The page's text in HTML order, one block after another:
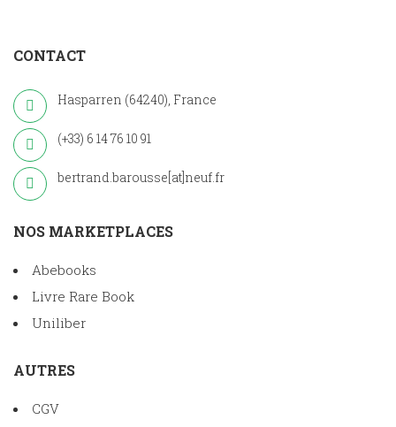
CONTACT
Hasparren (64240), France
(+33) 6 14 76 10 91
bertrand.barousse[at]neuf.fr
NOS MARKETPLACES
Abebooks
Livre Rare Book
Uniliber
AUTRES
CGV